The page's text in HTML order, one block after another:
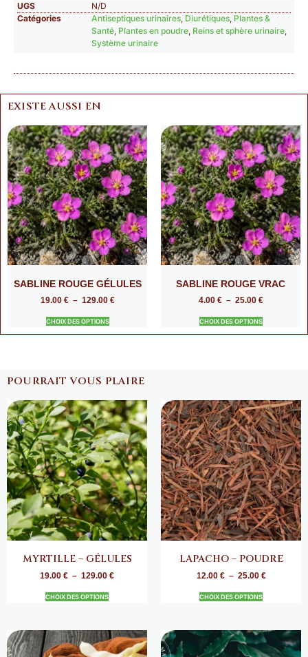
UGS
N/D
Catégories
Antiseptiques urinaires, Diurétiques, Plantes &
Santé, Plantes en poudre, Reins et sphère urinaire,
Système urinaire
EXISTE AUSSI EN
SABLINE ROUGE GÉLULES
19.00 € – 129.00 €
CHOIX DES OPTIONS
SABLINE ROUGE VRAC
4.00 € – 25.00 €
CHOIX DES OPTIONS
POURRAIT VOUS PLAIRE
MYRTILLE – GÉLULES
19.00 € – 129.00 €
CHOIX DES OPTIONS
LAPACHO – POUDRE
12.00 € – 25.00 €
CHOIX DES OPTIONS